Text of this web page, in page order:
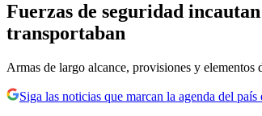
Fuerzas de seguridad
transportaban
Armas de largo alcance, provisiones y elementos
Siga las noticias que marcan la agenda del